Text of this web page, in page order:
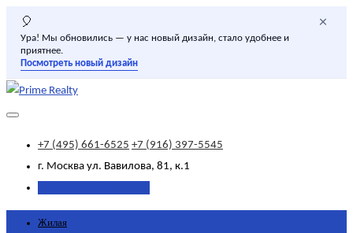
🎈
Ура! Мы обновились — у нас новый дизайн, стало удобнее и
приятнее.
Посмотреть новый дизайн
×
+7 (495) 661-6525 +7 (916) 397-5545
г. Москва ул. Вавилова, 81, к.1
Жилая